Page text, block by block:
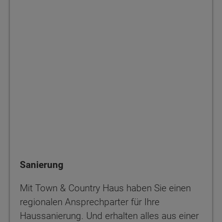
Sanierung
Mit Town & Country Haus haben Sie einen
regionalen Ansprechparter für Ihre
Haussanierung. Und erhalten alles aus einer